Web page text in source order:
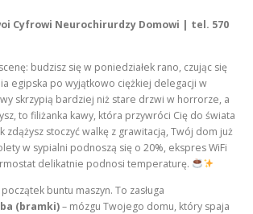
Cyfrowi Neurochirurdzy Domowi | tel. 570
budzisz się w poniedziałek rano, czując się
egipska po wyjątkowo ciężkiej delegacji w
skrzypią bardziej niż stare drzwi w horrorze, a
to filiżanka kawy, która przywróci Cię do świata
zdążysz stoczyć walkę z grawitacją, Twój dom już
w sypialni podnoszą się o 20%, ekspres WiFi
delikatnie podnosi temperaturę.
buntu maszyn. To zasługa
(bramki)– mózgu Twojego domu, który spaja